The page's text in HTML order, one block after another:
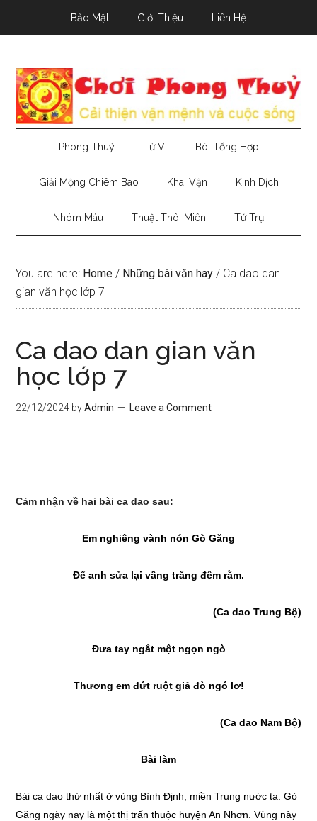
Bảo Mật Giới Thiệu Liên Hệ
Phong Thuỷ Tử Vi Bói Tổng Hợp
Giải Mộng Chiêm Bao Khai Vận Kinh Dịch
Nhóm Máu Thuật Thôi Miên Tứ Trụ
You are here: Home / Những bài văn hay / Ca dao dan
gian văn học lớp 7
Ca dao dan gian văn
học lớp 7
22/12/2024 byAdmin Leave a Comment
Cảm nhận về hai bài ca dao sau:
Em nghiêng vành nón Gò Găng
Để anh sửa lại vầng trăng đêm rằm.
(Ca dao Trung Bộ)
Đưa tay ngắt một ngọn ngò
Thương em đứt ruột giả đò ngó lơ!
(Ca dao Nam Bộ)
Bài làm
Bài ca dao thứ nhất ở vùng Bình Định, miền Trung nước ta. Gò
Găng ngày nay là một thị trấn thuộc huyện An Nhơn. Vùng này